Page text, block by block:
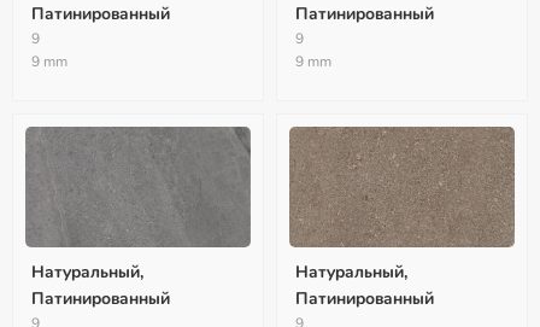
Патинированный
9
9 mm
Патинированный
9
9 mm
Натуральный,
Патинированный
9
Натуральный,
Патинированный
9